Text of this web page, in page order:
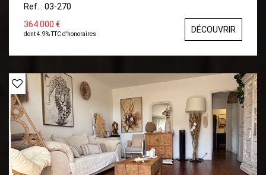
placards, 2 Chambres avec placards, Salle de bains, wc,
Balcon avec store , vue dégagée. Place de parking.
Garage.
Ref. : 03-270
364 000 €
dont 4.9% TTC d'honoraires DÉCOUVRIR